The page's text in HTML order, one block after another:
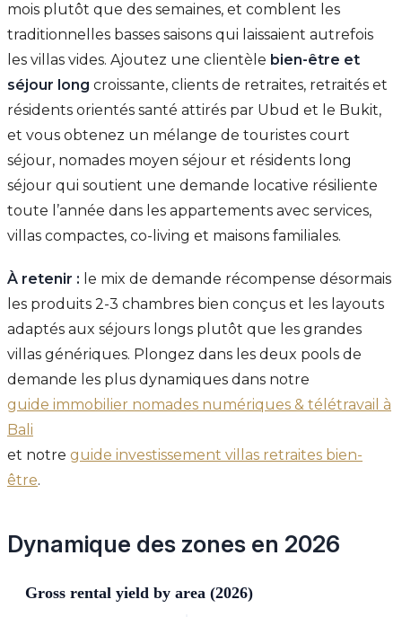
mois plutôt que des semaines, et comblent les
traditionnelles basses saisons qui laissaient autrefois
les villas vides. Ajoutez une clientèle bien-être et
séjour long croissante, clients de retraites, retraités et
résidents orientés santé attirés par Ubud et le Bukit,
et vous obtenez un mélange de touristes court
séjour, nomades moyen séjour et résidents long
séjour qui soutient une demande locative résiliente
toute l’année dans les appartements avec services,
villas compactes, co-living et maisons familiales.
À retenir : le mix de demande récompense désormais
les produits 2-3 chambres bien conçus et les layouts
adaptés aux séjours longs plutôt que les grandes
villas génériques. Plongez dans les deux pools de
demande les plus dynamiques dans notre
guide immobilier nomades numériques & télétravail à
Bali
et notre guide investissement villas retraites bien-
être.
Dynamique des zones en 2026